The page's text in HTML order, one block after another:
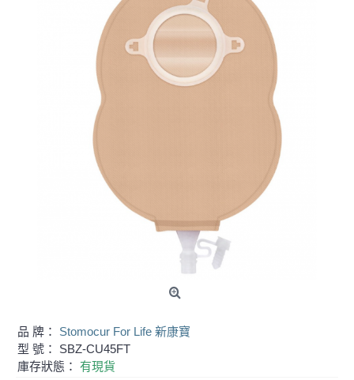
品 牌： Stomocur For Life 新康寶
型 號： SBZ-CU45FT
庫存狀態： 有現貨